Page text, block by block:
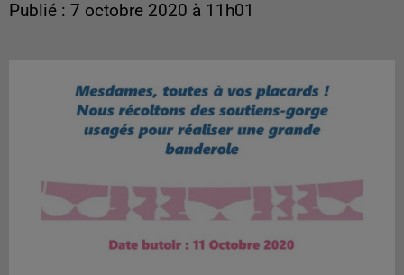
Publié : 7 octobre 2020 à 11h01